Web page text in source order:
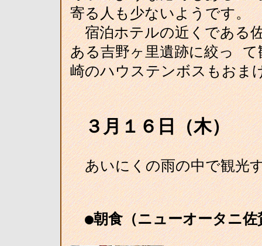
寄る人も少ないようです。
宿泊ホテルの近くである
ある吉野ヶ里遺跡に絞っ
崎のハウステンボスもおま
３月１６日（木）
あいにくの雨の中で観光
●朝食（ニューオータニ